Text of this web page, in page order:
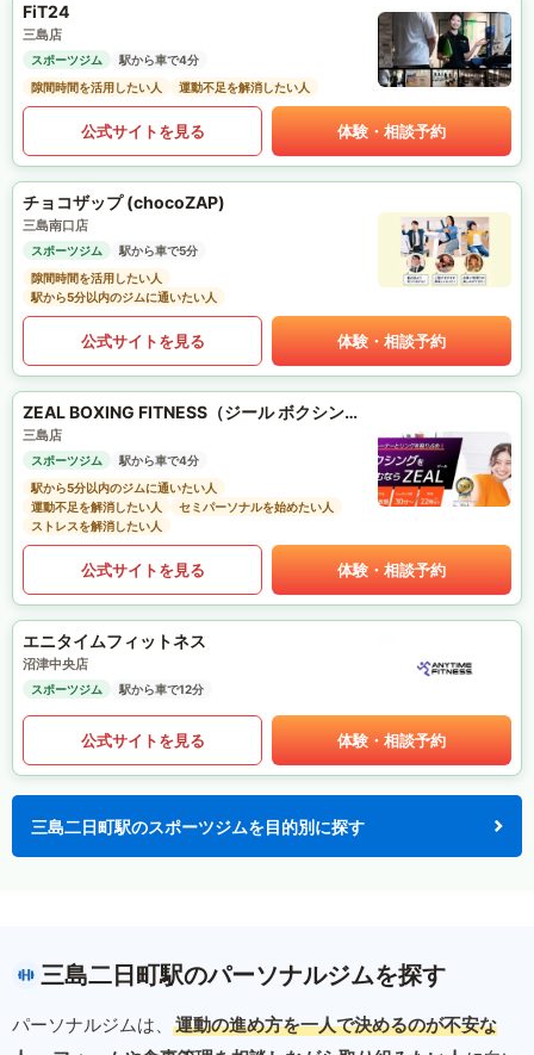
FiT24
三島店
スポーツジム
駅から車で4分
隙間時間を活用したい人
運動不足を解消したい人
公式サイトを見る 体験・相談予約
チョコザップ (chocoZAP)
三島南口店
スポーツジム
駅から車で5分
隙間時間を活用したい人
駅から5分以内のジムに通いたい人
公式サイトを見る 体験・相談予約
ZEAL BOXING FITNESS（ジール ボクシング フィットネス）
三島店
スポーツジム
駅から車で4分
駅から5分以内のジムに通いたい人
運動不足を解消したい人
セミパーソナルを始めたい人
ストレスを解消したい人
公式サイトを見る 体験・相談予約
エニタイムフィットネス
沼津中央店
スポーツジム 駅から車で12分
公式サイトを見る 体験・相談予約
三島二日町駅のスポーツジムを目的別に探す
三島二日町駅のパーソナルジムを探す
パーソナルジムは、
運動の進め方を一人で決めるのが不安な